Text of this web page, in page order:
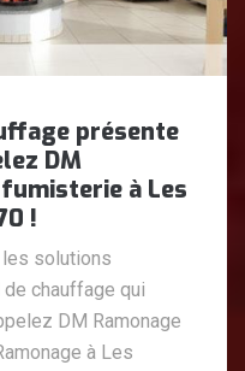
présente
DM
à Les
!
les solutions
chauffage qui
DM Ramonage
à Les